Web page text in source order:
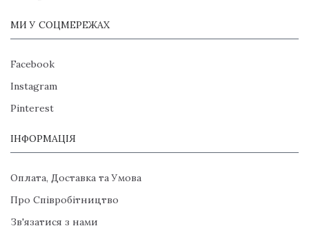
МИ У СОЦМЕРЕЖАХ
Facebook
Instagram
Pinterest
ІНФОРМАЦІЯ
Оплата, Доставка та Умова
Про Співробітництво
Зв'язатися з нами